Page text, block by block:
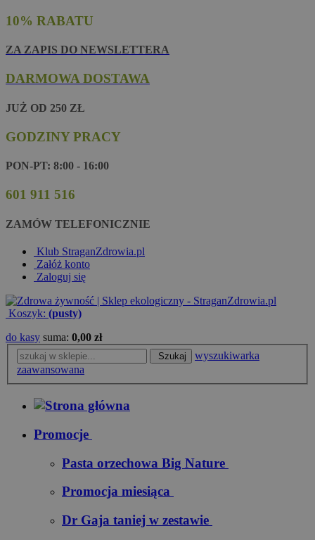
10% RABATU
ZA ZAPIS DO NEWSLETTERA
DARMOWA DOSTAWA
JUŻ OD 250 ZŁ
GODZINY PRACY
PON-PT: 8:00 - 16:00
601 911 516
ZAMÓW TELEFONICZNIE
Klub StraganZdrowia.pl
Załóż konto
Zaloguj się
Koszyk: (pusty)
do kasy suma: 0,00 zł
Szukaj
wyszukiwarka
zaawansowana
Promocje
Pasta orzechowa Big Nature
Promocja miesiąca
Dr Gaja taniej w zestawie